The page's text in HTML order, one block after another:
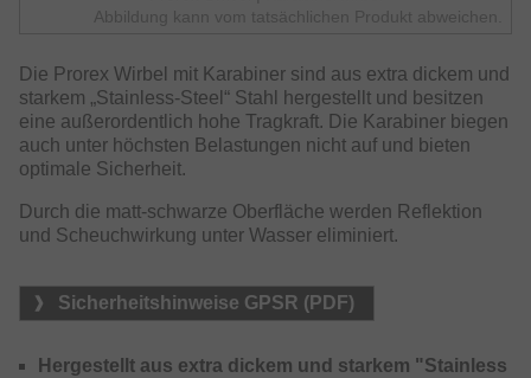
Abbildung kann vom tatsächlichen Produkt abweichen.
Die Prorex Wirbel mit Karabiner sind aus extra dickem und
starkem „Stainless-Steel“ Stahl hergestellt und besitzen
eine außerordentlich hohe Tragkraft. Die Karabiner biegen
auch unter höchsten Belastungen nicht auf und bieten
optimale Sicherheit.
Durch die matt-schwarze Oberfläche werden Reflektion
und Scheuchwirkung unter Wasser eliminiert.
Sicherheitshinweise GPSR (PDF)
Hergestellt aus extra dickem und starkem "Stainless